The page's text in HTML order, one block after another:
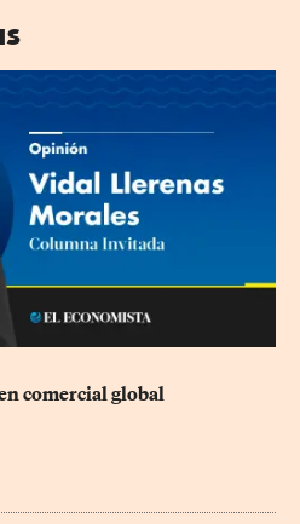
comercial global